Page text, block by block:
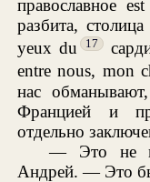
православное
разбита,
yeux du
17
entre nous, mon
нас
Францией и
отдельно
— Это не
Андрей. — Это